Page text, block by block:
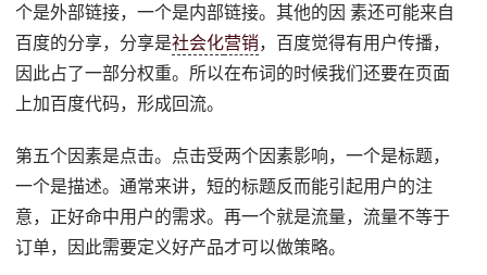
个是外部链接，一个是内部链接。其他的因 素还可能来自
百度的分享，分享是社会化营销，百度觉得有用户传播，
因此占了一部分权重。所以在布词的时候我们还要在页面
上加百度代码，形成回流。
第五个因素是点击。点击受两个因素影响，一个是标题，
一个是描述。通常来讲，短的标题反而能引起用户的注
意，正好命中用户的需求。再一个就是流量，流量不等于
订单，因此需要定义好产品才可以做策略。